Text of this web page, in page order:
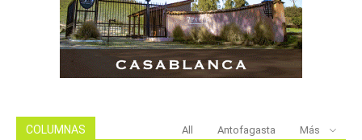
COLUMNAS All Antofagasta Más